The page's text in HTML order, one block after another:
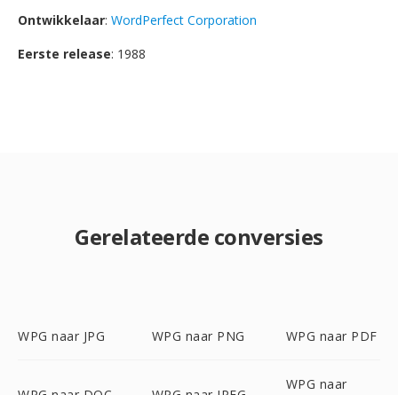
Ontwikkelaar: WordPerfect Corporation
Eerste release: 1988
Gerelateerde conversies
WPG naar JPG WPG naar PNG WPG naar PDF
WPG naar